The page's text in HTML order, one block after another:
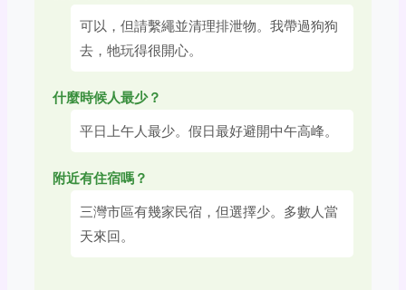
可以，但請繫繩並清理排泄物。我帶過狗狗
去，牠玩得很開心。
什麼時候人最少？
平日上午人最少。假日最好避開中午高峰。
附近有住宿嗎？
三灣市區有幾家民宿，但選擇少。多數人當
天來回。